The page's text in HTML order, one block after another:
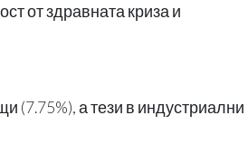
от здравната криза и
(7.75%), а тези в индустриални